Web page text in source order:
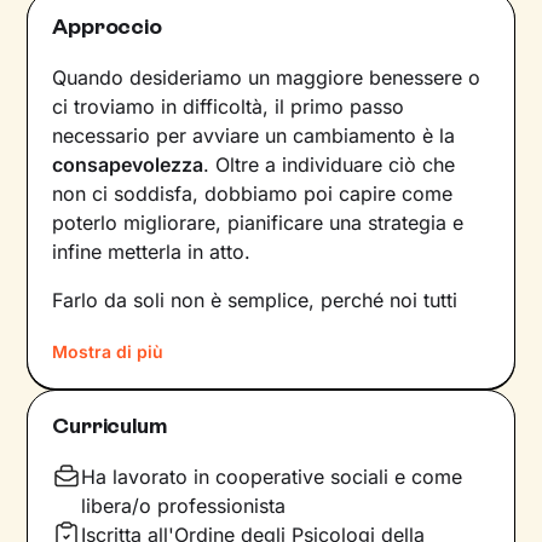
Approccio
Quando desideriamo un maggiore benessere o
ci troviamo in difficoltà, il primo passo
necessario per avviare un cambiamento è la
consapevolezza. Oltre a individuare ciò che
non ci soddisfa, dobbiamo poi capire come
poterlo migliorare, pianificare una strategia e
infine metterla in atto.
Farlo da soli non è semplice, perché noi tutti
dinamiche– interne e relazionali – che non le
notiamo nemmeno. Ecco perché l’intervento di
un professionista risulta fondamentale.
La prima fase del nostro percorso insieme
consisterà in una raccolta di informazioni che ci
porteranno a definire unobiettivo condiviso
Mostra di più
Curriculum
Ha lavorato in cooperative sociali e come
libera/o professionista
Iscritta all'Ordine degli Psicologi della